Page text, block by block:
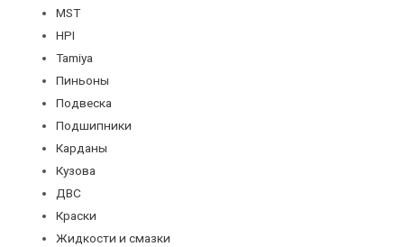
MST
HPI
Tamiya
Пиньоны
Подвеска
Подшипники
Карданы
Кузова
ДВС
Краски
Жидкости и смазки